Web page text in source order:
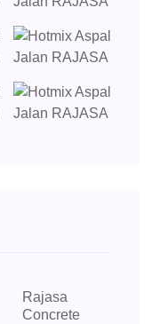
Rajasa
Concrete